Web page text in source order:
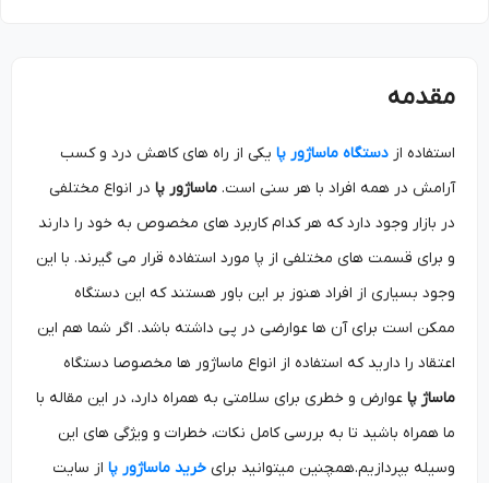
مقدمه
استفاده ازدستگاه ماساژور پایکی از راه های کاهش درد و کسب
آرامش در همه افراد با هر سنی است.ماساژور پادر انواع مختلفی
در بازار وجود دارد که هر کدام کاربرد های مخصوص به خود را دارند
و برای قسمت های مختلفی از پا مورد استفاده قرار می گیرند. با این
وجود بسیاری از افراد هنوز بر این باور هستند که این دستگاه
ممکن است برای آن ها عوارضی در پی داشته باشد. اگر شما هم این
اعتقاد را دارید که استفاده از انواع ماساژور ها مخصوصا دستگاه
ماساژ پاعوارض و خطری برای سلامتی به همراه دارد، در این مقاله با
ما همراه باشید تا به بررسی کامل نکات، خطرات و ویژگی های این
وسیله بپردازیم.همچنین میتوانید برای خرید ماساژور پااز سایت